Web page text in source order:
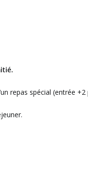
repas spécial (entrée